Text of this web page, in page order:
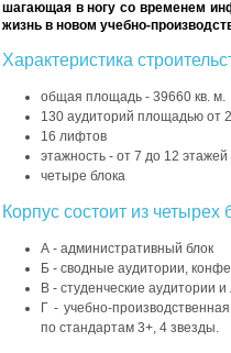
шагающая в ногу со временем
жизнь в новом учебно-
Характеристика
общая площадь - 39660 кв. м.
130 аудиторий площадью от
16 лифтов
этажность - от 7 до 12 этажей
четыре блока
Корпус состоит из четырех
А - административный блок
Б - сводные аудитории,
В - студенческие аудитории
Г - учебно-
по стандартам 3+, 4 звезды.